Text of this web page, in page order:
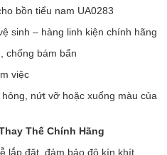
bồn tiểu nam UA0283
sinh – hàng linh kiện chính hãng
chống bám bẩn
việc
nứt vỡ hoặc xuống màu của
Thế Chính Hãng
lắp đặt, đảm bảo độ kín khít,